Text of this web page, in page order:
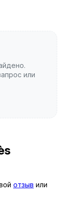
или
отзыв или